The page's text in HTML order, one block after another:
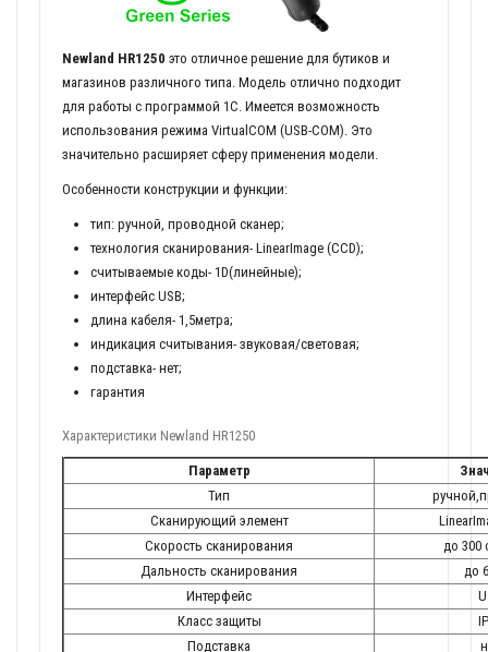
Newland HR1250 это отличное решение для бутиков и
магазинов различного типа. Модель отлично подходит
для работы с программой 1С. Имеется возможность
использования режима VirtualCOM (USB-COM). Это
значительно расширяет сферу применения модели.
Особенности конструкции и функции:
тип: ручной, проводной сканер;
технология сканирования- LinearImage (CCD);
считываемые коды- 1D(линейные);
интерфейс USB;
длина кабеля- 1,5метра;
индикация считывания- звуковая/световая;
подставка- нет;
гарантия
Характеристики Newland HR1250
Параметр
Тип
Сканирующий элемент
Скорость сканирования
до 300
Дальность сканирования
до
Интерфейс
Класс защиты
Подставка